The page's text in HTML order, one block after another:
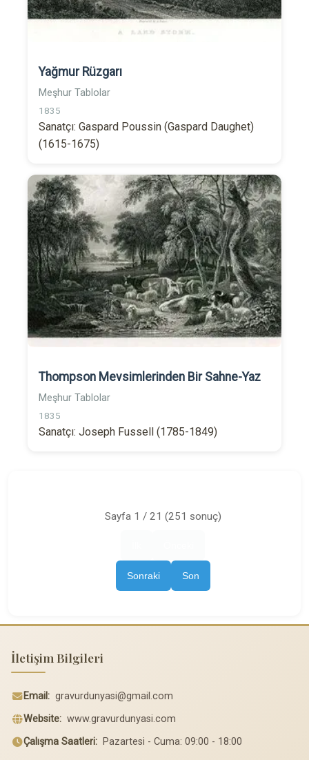
Yağmur Rüzgarı
Meşhur Tablolar
1835
Sanatçı: Gaspard Poussin (Gaspard Daughet)
(1615-1675)
Thompson Mevsimlerinden Bir Sahne-Yaz
Meşhur Tablolar
1835
Sanatçı: Joseph Fussell (1785-1849)
Sayfa 1 / 21 (251 sonuç)
Sonraki Son
İletişim Bilgileri
Email: gravurdunyasi@gmail.com
Website: www.gravurdunyasi.com
Çalışma Saatleri: Pazartesi - Cuma: 09:00 - 18:00